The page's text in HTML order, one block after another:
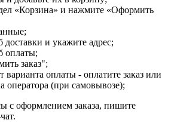
«Корзина» и нажмите «Оформить
доставки и укажите адрес;
оплаты;
заказ";
варианта оплаты - оплатите заказ или
оператора (при самовывозе);
с оформлением заказа, пишите